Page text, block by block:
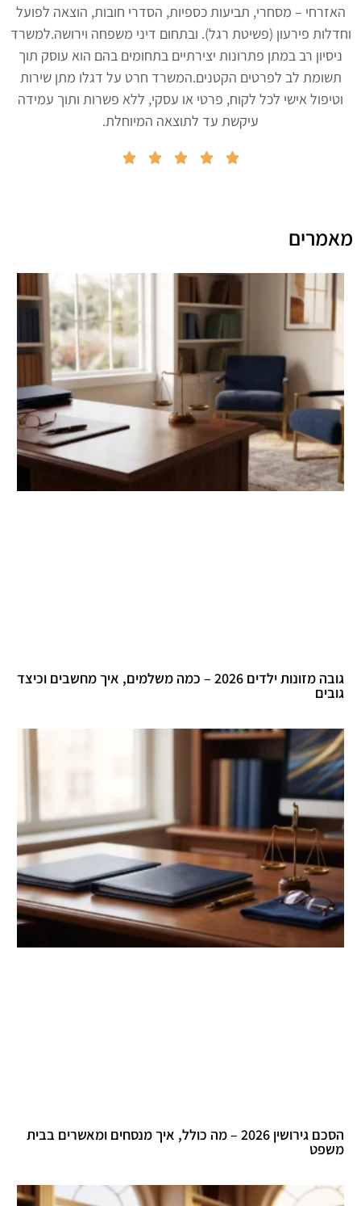
האזרחי – מסחרי, תביעות כספיות, הסדרי חובות, הוצאה לפועל
וחדלות פירעון (פשיטת רגל). ובתחום דיני משפחה וירושה.למשרד
ניסיון רב במתן פתרונות יצירתיים בתחומים בהם הוא עוסק תוך
תשומת לב לפרטים הקטנים.המשרד חרט על דגלו מתן שירות
וטיפול אישי לכל לקוח, פרטי או עסקי, ללא פשרות ותוך עמידה
עיקשת עד לתוצאה המיוחלת.





מאמרים
גובה מזונות ילדים 2026 – כמה משלמים, איך מחשבים וכיצד
גובים
הסכם גירושין 2026 – מה כולל, איך מנסחים ומאשרים בבית
משפט